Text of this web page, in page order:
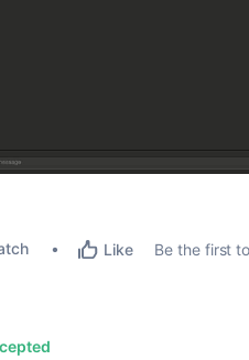
Like Be the first